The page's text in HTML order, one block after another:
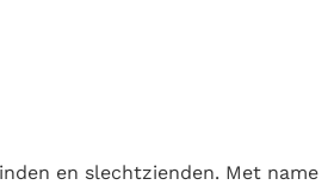
en slechtzienden. Met name